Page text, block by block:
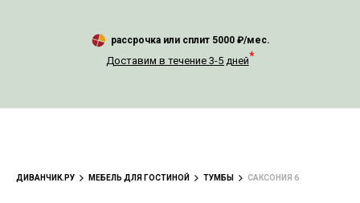
рассрочка или сплит 5000₽/мес.
Доставим в течение 3-5 дней*
ДИВАНЧИК.РУ МЕБЕЛЬ ДЛЯ ГОСТИНОЙ ТУМБЫ САКСОНИЯ 6